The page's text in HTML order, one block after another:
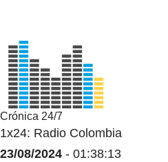
Crónica 24/7
1x24: Radio Colombia
23/08/2024 - 01:38:13